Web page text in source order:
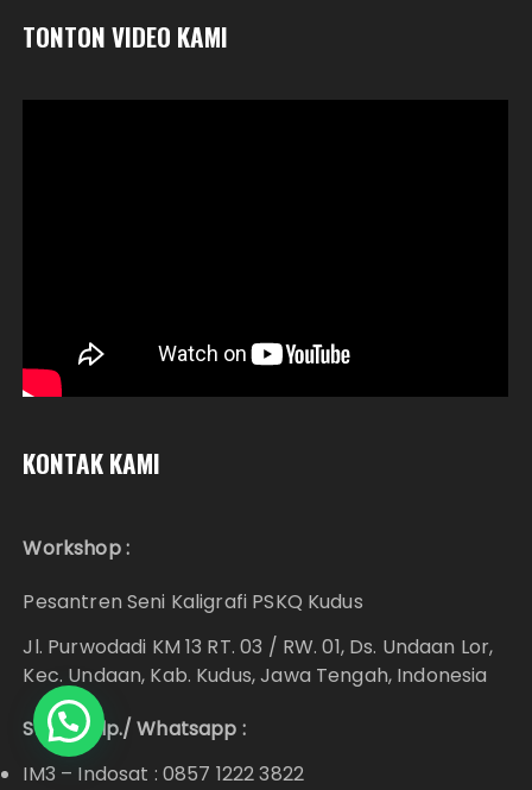
TONTON VIDEO KAMI
KONTAK KAMI
Workshop :
Pesantren Seni Kaligrafi PSKQ Kudus
Jl. Purwodadi KM 13 RT. 03 / RW. 01, Ds. Undaan Lor,
Kec. Undaan, Kab. Kudus, Jawa Tengah, Indonesia
SMS/ Telp./ Whatsapp :
IM3 – Indosat : 0857 1222 3822
Hubungi Kami?